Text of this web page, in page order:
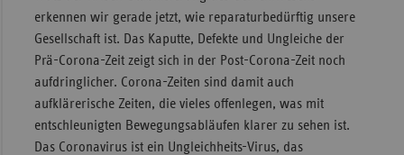
erkennen wir gerade jetzt, wie reparaturbedürftig unsere
Gesellschaft ist. Das Kaputte, Defekte und Ungleiche der
Prä-Corona-Zeit zeigt sich in der Post-Corona-Zeit noch
aufdringlicher. Corona-Zeiten sind damit auch
aufklärerische Zeiten, die vieles offenlegen, was mit
entschleunigten Bewegungsabläufen klarer zu sehen ist.
Das Coronavirus ist ein Ungleichheits-Virus, das